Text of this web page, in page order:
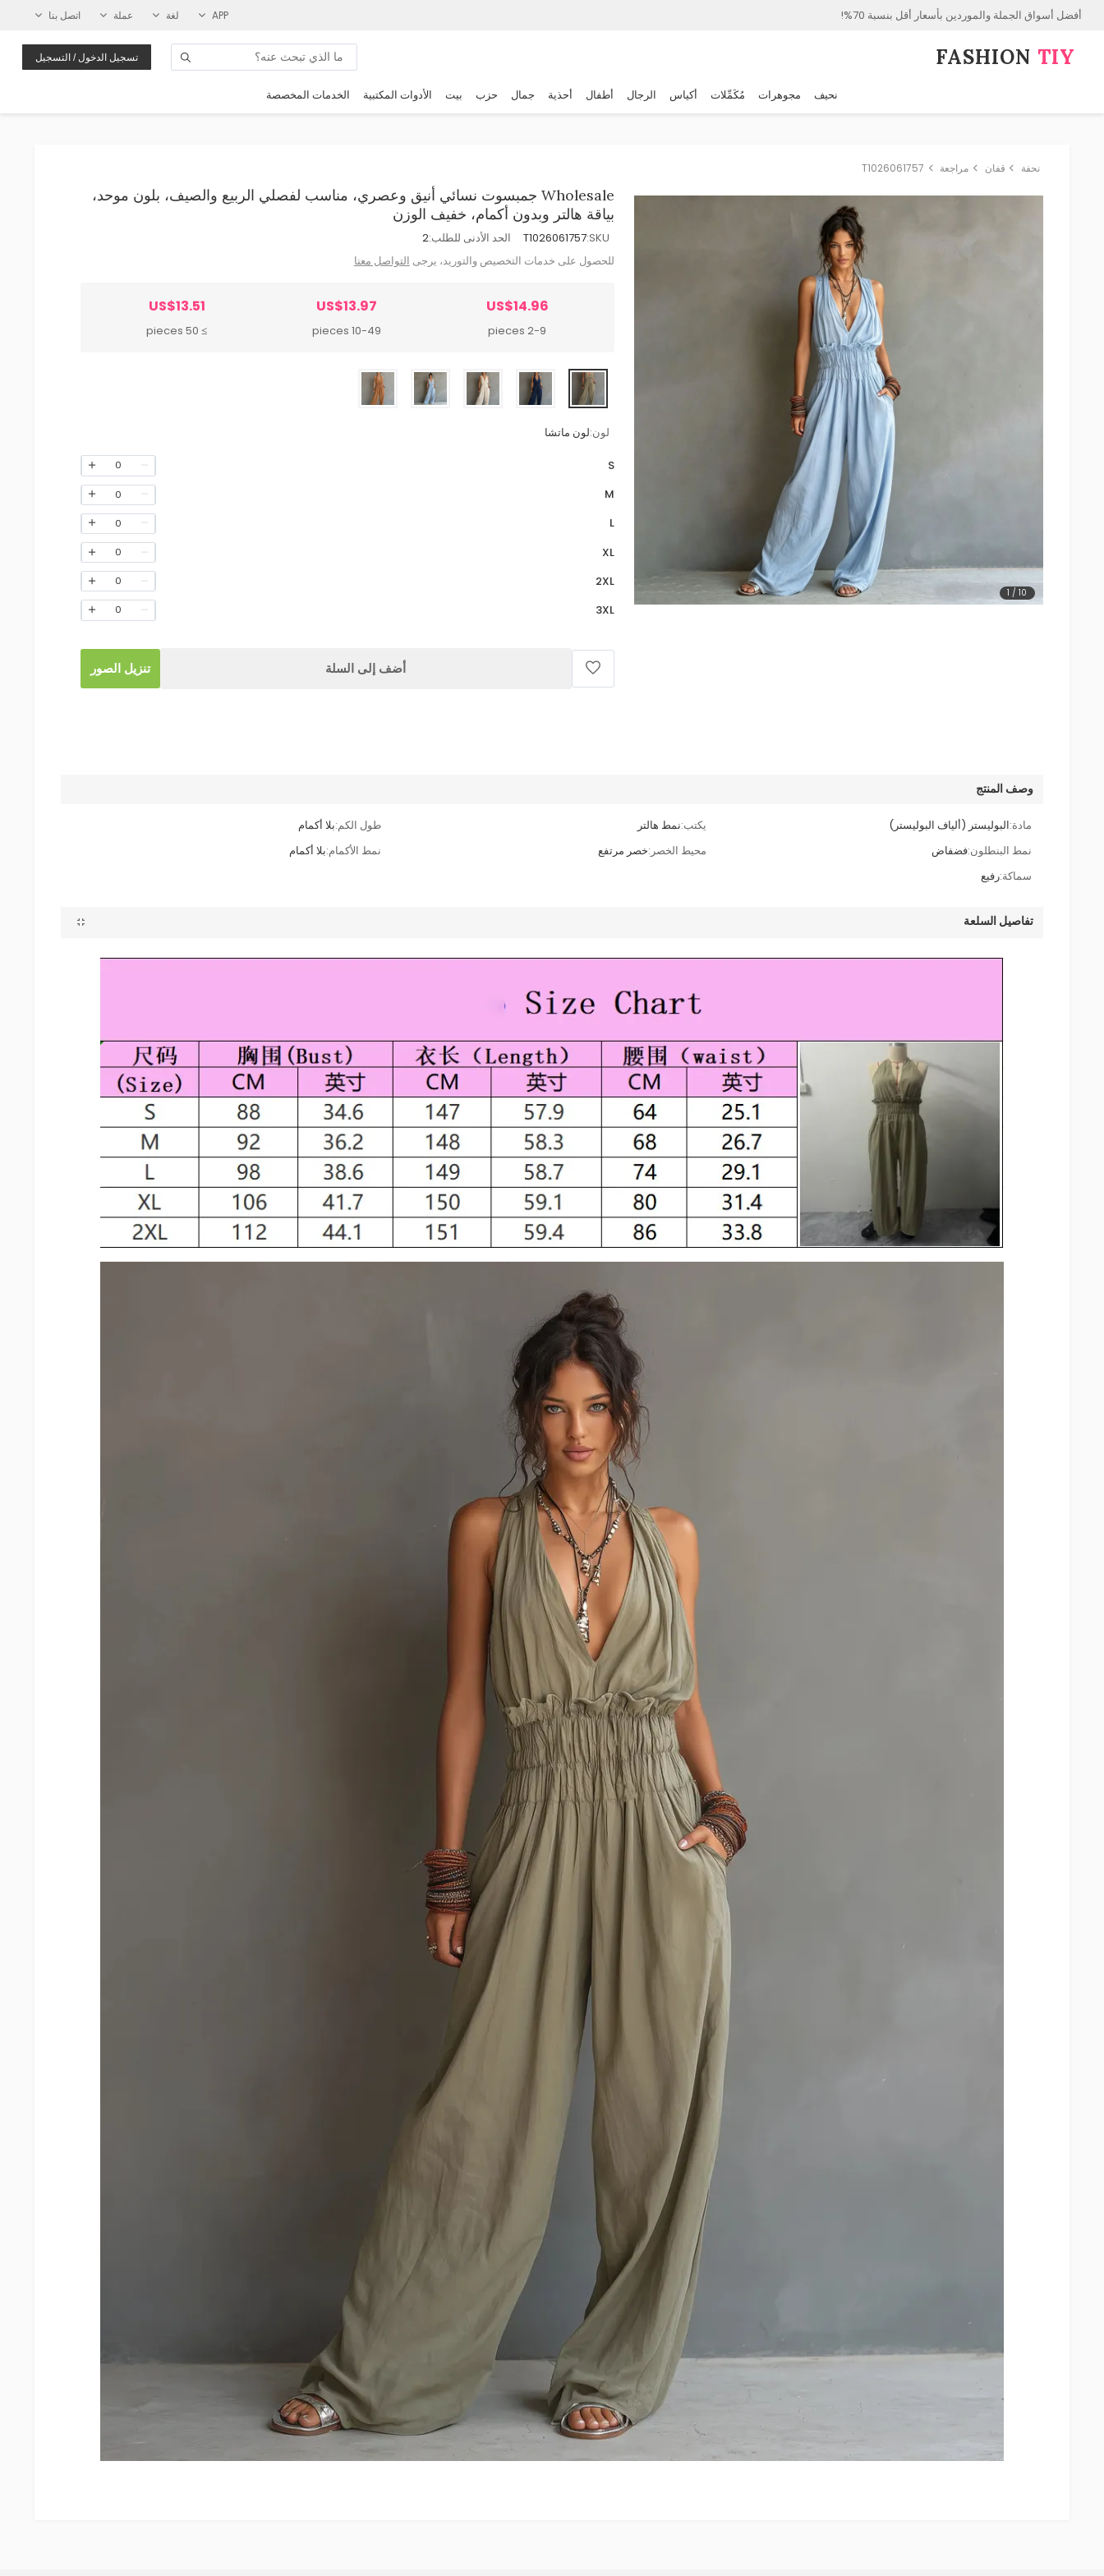
أفضل أسواق الجملة والموردين بأسعار أقل بنسبة 70%! APP لغة عملة اتصل بنا
FASHION⁠ TIY تسجيل الدخول / التسجيل
نحيف مجوهرات مُكَمِّلات أكياس الرجال أطفال أحذية جمال حزب بيت الأدوات المكتبية الخدمات المخصصة
نحفة قفان مراجعة T1026061757
1 /10
Wholesale جمبسوت نسائي أنيق وعصري، مناسب لفصلي الربيع والصيف، بلون موحد،
بياقة هالتر وبدون أكمام، خفيف الوزن
SKU:
T1026061757 الحد الأدنى للطلب:2
للحصول على خدمات التخصيص والتوريد، يرجى التواصل معنا
US$14.96
2-9 pieces
US$13.97
10-49 pieces
US$13.51
≥ 50 pieces
لون:لون ماتشا
S
0
M
0
L
0
XL
0
2XL
0
3XL
0
أضف إلى السلة تنزيل الصور
وصف المنتج
مادة:البوليستر (ألياف البوليستر) يكتب:نمط هالتر طول الكم:بلا أكمام
نمط البنطلون:فضفاض محيط الخصر:خصر مرتفع نمط الأكمام:بلا أكمام
سماكة:رفيع
تفاصيل السلعة